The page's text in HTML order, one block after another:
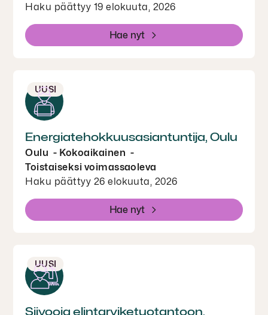
Haku päättyy 19 elokuuta, 2026
Hae nyt
UUSI
Energiatehokkuusasiantuntija, Oulu
Oulu
Kokoaikainen
Toistaiseksi voimassaoleva
Haku päättyy 26 elokuuta, 2026
Hae nyt
UUSI
Siivooja elintarviketuotantoon,